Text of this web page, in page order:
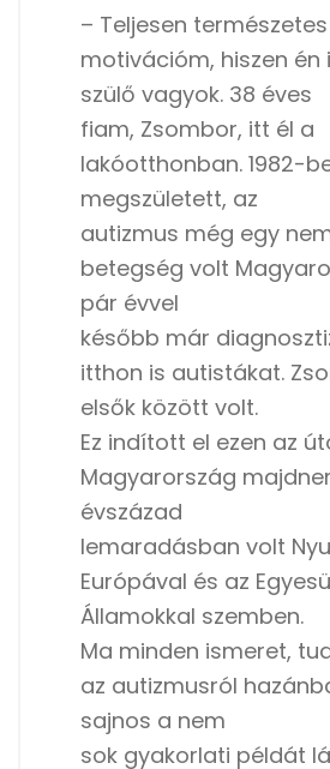
– Teljesen
motivációm, hiszen én
szülő vagyok. 38 éves
fiam, Zsombor, itt él a
lakóotthonban. 1982-
megszületett, az
autizmus még egy
betegség volt
pár évvel
később már
itthon is autistákat.
elsők között volt.
Ez indított el ezen az
Magyarország
évszázad
lemaradásban volt
Európával és az
Államokkal szemben.
Ma minden ismeret,
az autizmusról
sajnos a nem
sok gyakorlati példát